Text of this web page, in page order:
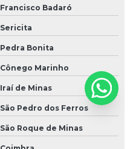
Francisco Badaró
Sericita
Pedra Bonita
Cônego Marinho
Iraí de Minas
São Pedro dos Ferros
São Roque de Minas